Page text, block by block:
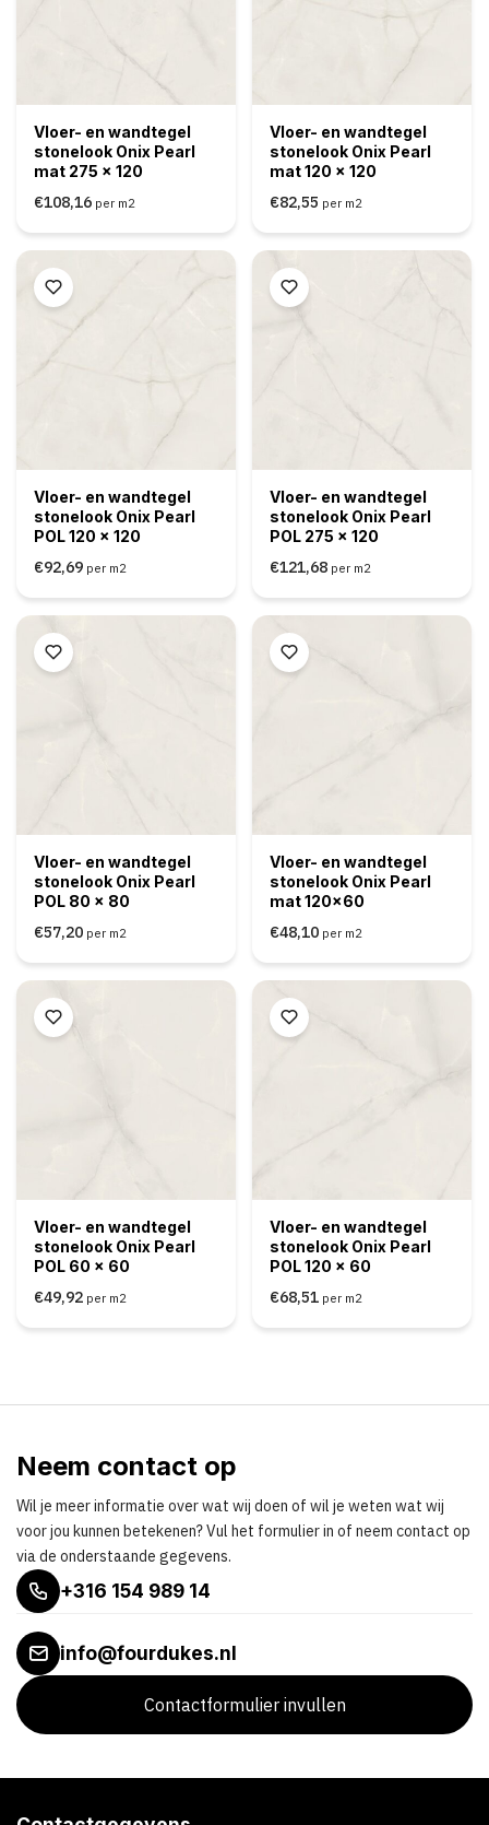
Vloer- en wandtegel
stonelook Onix Pearl
mat 275 x 120
€108,16 per m2
Vloer- en wandtegel
stonelook Onix Pearl
mat 120 x 120
€82,55 per m2
Vloer- en wandtegel
stonelook Onix Pearl
POL 120 x 120
€92,69 per m2
Vloer- en wandtegel
stonelook Onix Pearl
POL 275 x 120
€121,68 per m2
Vloer- en wandtegel
stonelook Onix Pearl
POL 80 x 80
€57,20 per m2
Vloer- en wandtegel
stonelook Onix Pearl
mat 120x60
€48,10 per m2
Vloer- en wandtegel
stonelook Onix Pearl
POL 60 x 60
€49,92 per m2
Vloer- en wandtegel
stonelook Onix Pearl
POL 120 x 60
€68,51 per m2
Neem contact op
Wil je meer informatie over wat wij doen of wil je weten wat wij
voor jou kunnen betekenen? Vul het formulier in of neem contact op
via de onderstaande gegevens.
+316 154 989 14
info@fourdukes.nl
Contactformulier invullen